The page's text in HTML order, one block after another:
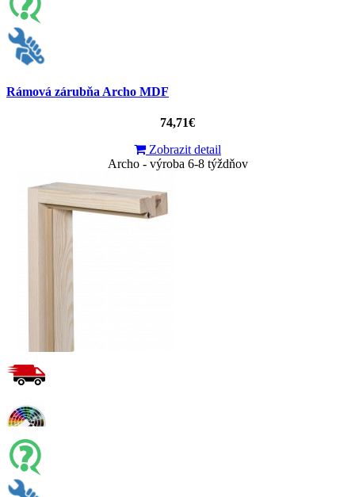
Rámová zárubňa Archo MDF
74,71€
Zobrazit detail
Archo - výroba 6-8 týždňov